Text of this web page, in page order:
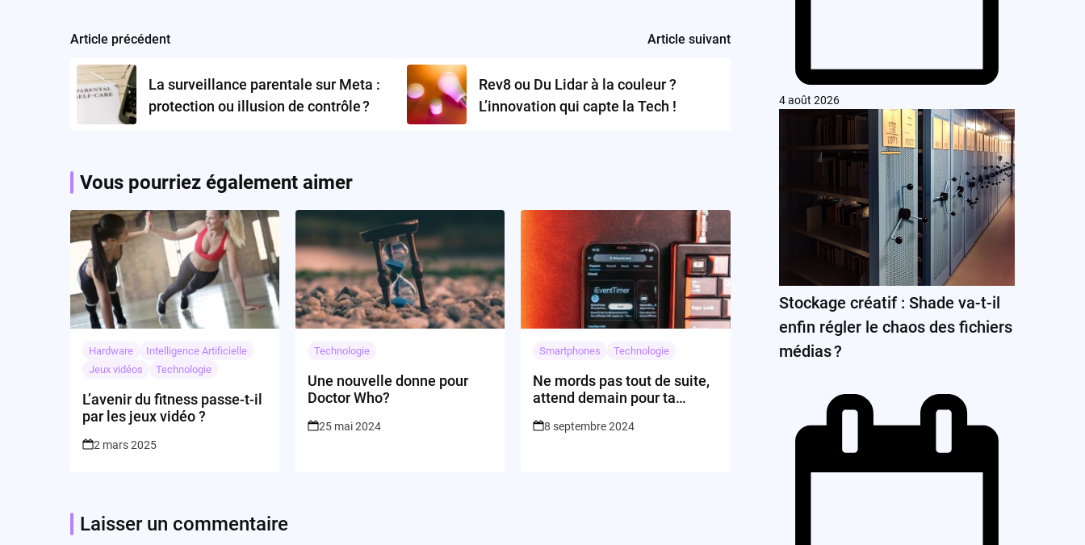
Post
navigation
Article précédent
La surveillance parentale sur Meta :
protection ou illusion de contrôle ?
Article suivant
Rev8 ou Du Lidar à la couleur ?
L’innovation qui capte la Tech !
Vous pourriez également aimer
Hardware
Intelligence Artificielle
Jeux vidéos
Technologie
L’avenir du fitness passe-t-il
par les jeux vidéo ?
2 mars 2025
Technologie
Une nouvelle donne pour
Doctor Who?
25 mai 2024
Smartphones Technologie
Ne mords pas tout de suite,
attend demain pour ta
8 septembre 2024
Laisser un commentaire
4 août 2026
Stockage créatif : Shade va-t-il
enfin régler le chaos des fichiers
médias ?